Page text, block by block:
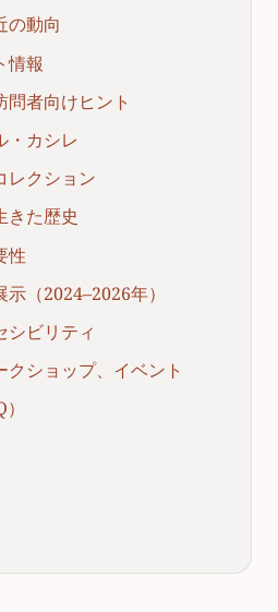
の動向
情報
者向けヒント
・カシレ
レクション
きた歴史
性
（2024–2026年）
シビリティ
クショップ、イベント